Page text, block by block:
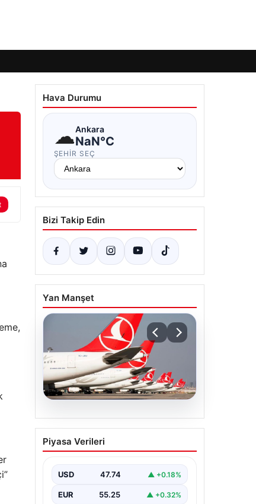
Hava Durumu
☁Ankara
NaN°C
ŞEHIR SEÇ
Bizi Takip Edin
Yan Manşet
07.08.2026
THY, temmuz ayında 9,5
milyon yolcu taşıdı
Piyasa Verileri
USD 47.74 ▲ +0.18%
EUR 55.25 ▲ +0.32%